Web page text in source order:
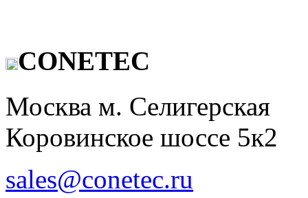
CONETEC
Москва м. Селигерская
Коровинское шоссе 5к2
sales@conetec.ru